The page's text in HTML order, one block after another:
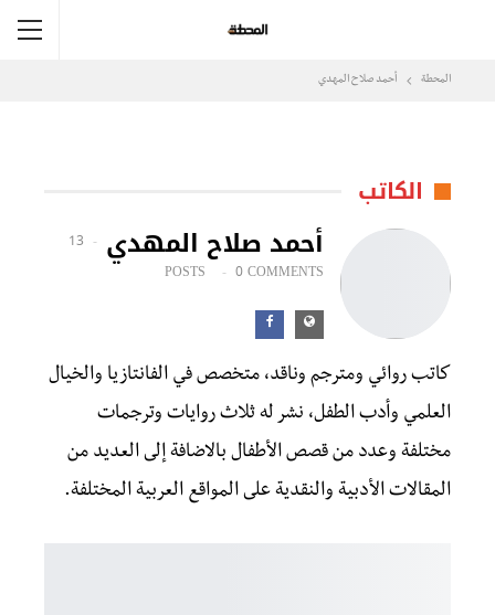
المحطة أحمد صلاح المهدي
الكاتب
أحمد صلاح المهدي
13
POSTS
0 COMMENTS
كاتب روائي ومترجم وناقد، متخصص في الفانتازيا والخيال
العلمي وأدب الطفل، نشر له ثلاث روايات وترجمات
مختلفة وعدد من قصص الأطفال بالاضافة إلى العديد من
المقالات الأدبية والنقدية على المواقع العربية المختلفة.